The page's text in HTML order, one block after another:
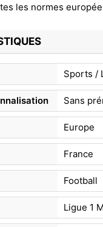
les normes
Sports /
Sans
Europe
France
Football
Ligue 1